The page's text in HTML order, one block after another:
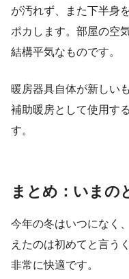
が汚れず、また下半身
ポカします。部屋の空
結構平気なものです。
暖房器具自体が新しい
補助暖房として使用す
す。
まとめ：いまの
今年の冬はいつになく
えたのは初めてと言う
非常に快適です。